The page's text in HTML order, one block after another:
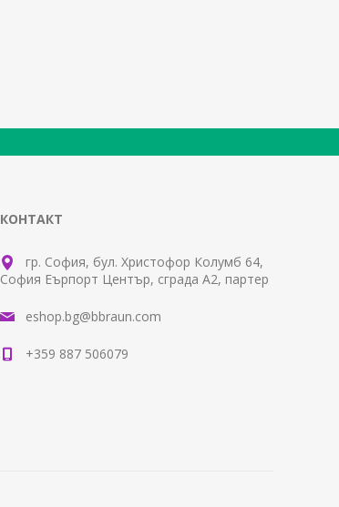
КОНТАКТ
гр. София, бул. Христофор Колумб 64,
София Еърпорт Център, сграда А2, партер
eshop.bg@bbraun.com
+359 887 506079